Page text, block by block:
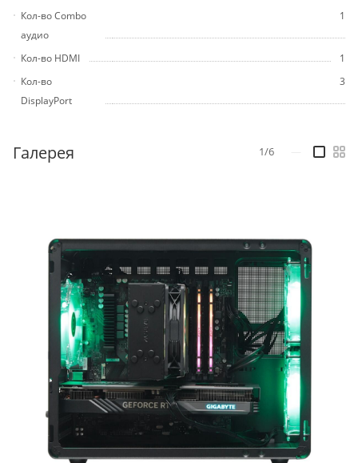
Кол-во Combo
аудио
1
Кол-во HDMI
1
Кол-во
DisplayPort
3
Галерея 1/6